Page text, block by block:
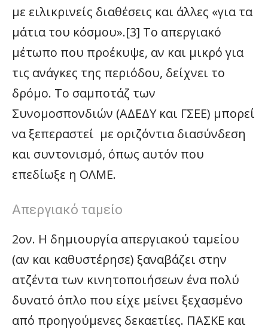
με ειλικρινείς διαθέσεις και άλλες «για τα
μάτια του κόσμου».[3] Το απεργιακό
μέτωπο που προέκυψε, αν και μικρό για
τις ανάγκες της περιόδου, δείχνει το
δρόμο. Το σαμποτάζ των
Συνομοσπονδιών (ΑΔΕΔΥ και ΓΣΕΕ) μπορεί
να ξεπεραστεί με οριζόντια διασύνδεση
και συντονισμό, όπως αυτόν που
επεδίωξε η ΟΛΜΕ.
Απεργιακό ταμείο
2ον. Η δημιουργία απεργιακού ταμείου
(αν και καθυστέρησε) ξαναβάζει στην
ατζέντα των κινητοποιήσεων ένα πολύ
δυνατό όπλο που είχε μείνει ξεχασμένο
από προηγούμενες δεκαετίες. ΠΑΣΚΕ και